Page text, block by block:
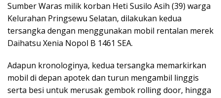
Sumber Waras milik korban Heti Susilo Asih (39) warga
Kelurahan Pringsewu Selatan, dilakukan kedua
tersangka dengan menggunakan mobil rentalan merek
Daihatsu Xenia Nopol B 1461 SEA.
Adapun kronologinya, kedua tersangka memarkirkan
mobil di depan apotek dan turun mengambil linggis
serta besi untuk merusak gembok rolling door, hingga